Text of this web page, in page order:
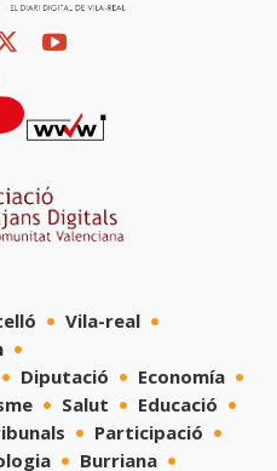
Vila-real
Diputació
Economía
Salut
Educació
Participació
Burriana